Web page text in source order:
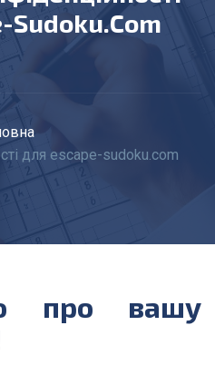
Sudoku.com
для escape-sudoku.com